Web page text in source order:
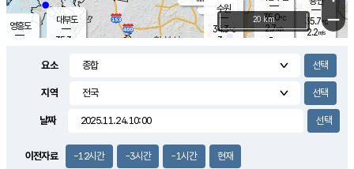
영흥도
35.7℃
2.2m/s
2.7m/s
대부도
35.3
mm
35.0℃
2.7m/s
-
수원
34.3℃
3 m/s
−
20 km
요소
지역
날짜
이전자료 -12시간 -3시간 -1시간 현재